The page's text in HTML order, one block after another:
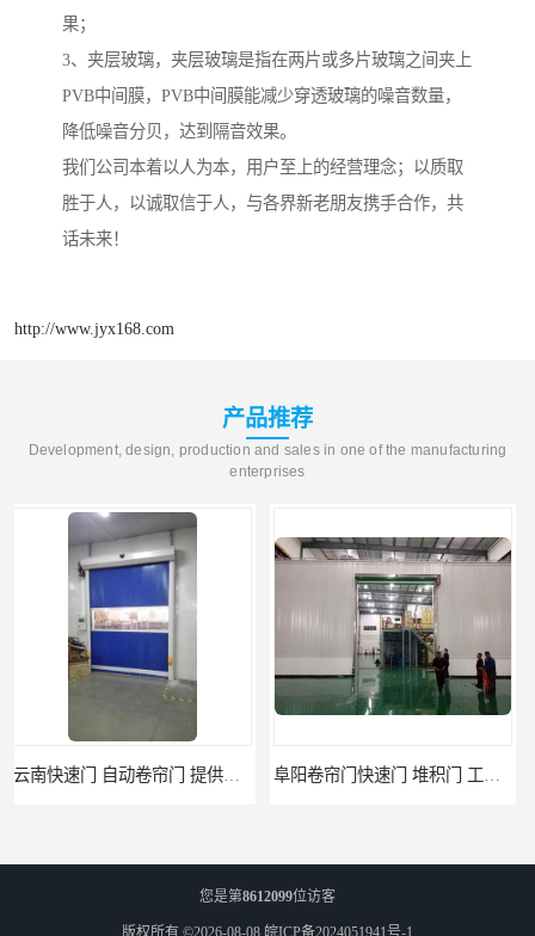
果；
3、夹层玻璃，夹层玻璃是指在两片或多片玻璃之间夹上
PVB中间膜，PVB中间膜能减少穿透玻璃的噪音数量，
降低噪音分贝，达到隔音效果。
我们公司本着以人为本，用户至上的经营理念；以质取
胜于人，以诚取信于人，与各界新老朋友携手合作，共
话未来！
http://www.jyx168.com
产品推荐
Development, design, production and sales in one of the manufacturing
enterprises
您是第8612099位访客
版权所有 ©2026-08-08 皖ICP备2024051941号-1